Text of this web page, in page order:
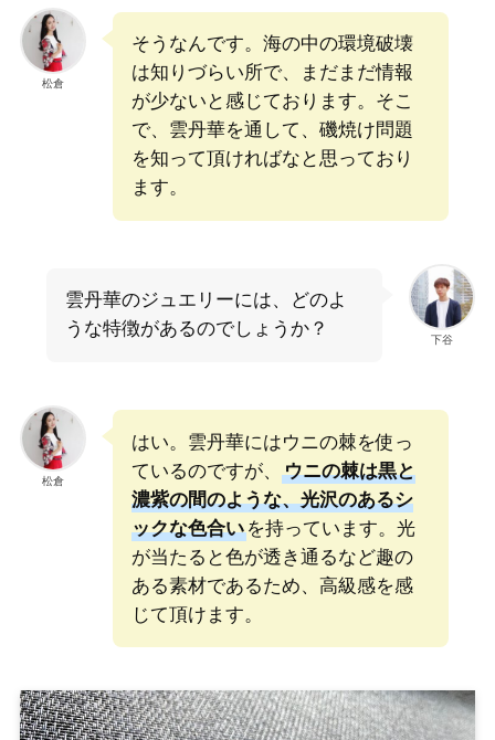
松倉
そうなんです。海の中の環境破壊
は知りづらい所で、まだまだ情報
が少ないと感じております。そこ
で、雲丹華を通して、磯焼け問題
を知って頂ければなと思っており
ます。
下谷
雲丹華のジュエリーには、どのよ
うな特徴があるのでしょうか？
松倉
はい。雲丹華にはウニの棘を使っ
ているのですが、
ウニの棘は黒と
濃紫の間のような、光沢のあるシ
ックな色合いを持っています。光
が当たると色が透き通るなど趣の
ある素材であるため、高級感を感
じて頂けます。